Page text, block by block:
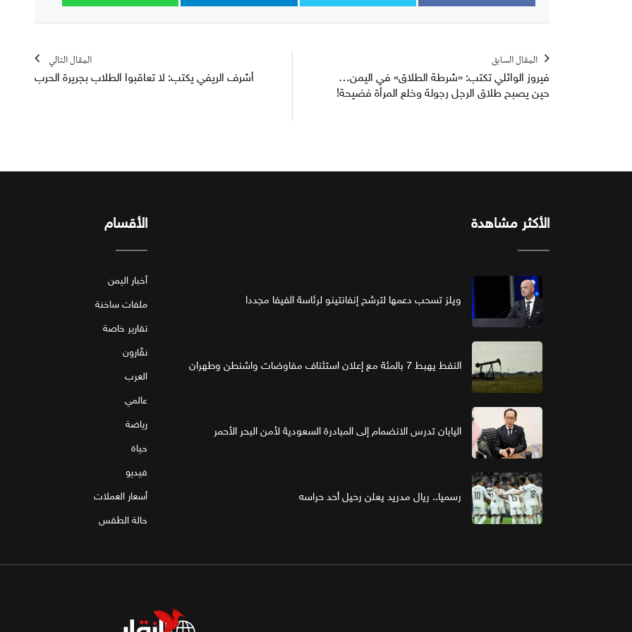
المقال السابق
فيروز الوائلي تكتب: «شرطة الطلاق» في اليمن…
حين يصبح طلاق الرجل رجولة وخلع المرأة فضيحة!
المقال التالي
أشرف الريفي يكتب: لا تعاقبوا الطلاب بجريرة الحرب
الأكثر مشاهدة
ويلز تسحب دعمها لترشح إنفانتينو لرئاسة الفيفا مجددا
النفط يهبط 7 بالمئة مع إعلان استئناف مفاوضات واشنطن وطهران
اليابان تدرس الانضمام إلى المبادرة السعودية لأمن البحر الأحمر
رسميا.. ريال مدريد يعلن رحيل أحد حراسه
الأقسام
أخبار اليمن
ملفات ساخنة
تقارير خاصة
نقّارون
العرب
عالمي
رياضة
حياة
فيديو
أسعار العملات
حالة الطقس